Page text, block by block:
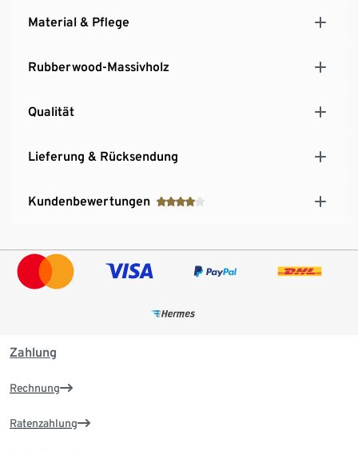
Material & Pflege
Rubberwood-Massivholz
Qualität
Lieferung & Rücksendung
Kundenbewertungen
Zahlung
Rechnung
Ratenzahlung